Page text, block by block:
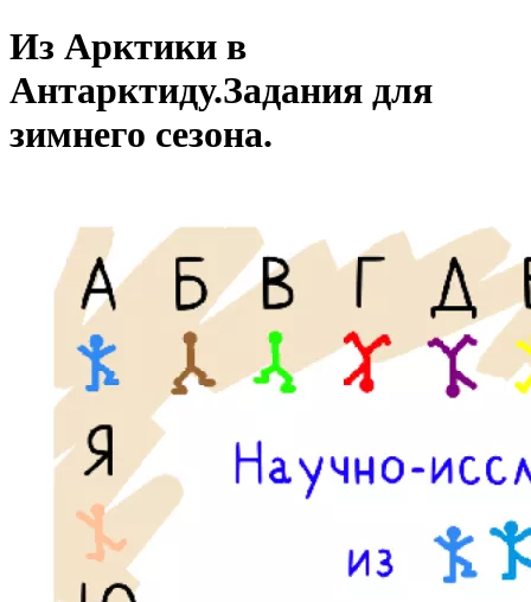
Из Арктики в
Антарктиду.Задания для
зимнего сезона.